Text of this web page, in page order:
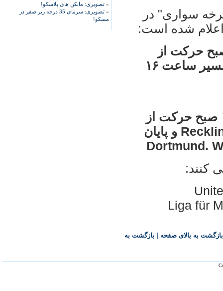
» تصویری: مانکن های پلاسکو!
»
تصویری: سرمای 35 درجه زیر صفر در
مسکو!
سواری" در
اعلام شده است:
شنبه ۰۱.۰۵.۲۰۱۰ ساعت ۱۰ صبح حرکت از
Frohnhauser Platz Essen- و پايان مسير ساعت ۱۶
روز دوم: يکشنبه ۰۲.۰۵.۲۰۱۰ ساعت ۱۰ صبح حرکت از
مقابل ايستگاه راه آهن شهر Recklinghausen و پايان
کنند:
بازگشت به بالای صفحه بازگشت به